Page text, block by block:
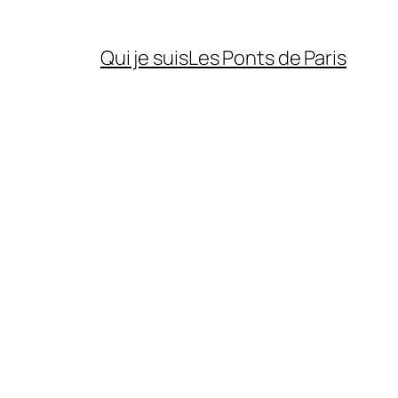
Qui je suisLes Ponts de Paris